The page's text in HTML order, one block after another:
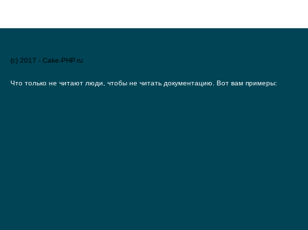
(c) 2017 - Cake-PHP.ru
Что только не читают люди, чтобы не читать документацию. Вот вам примеры: